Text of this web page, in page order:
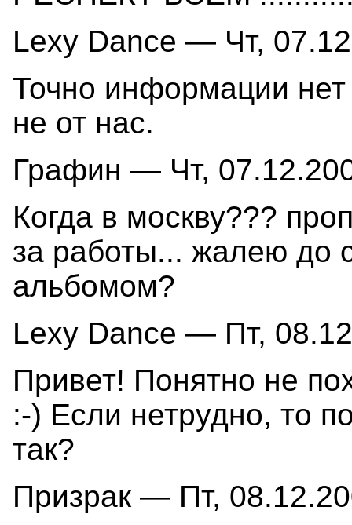
Lexy Dance — Чт,
Точно информации
не от нас.
Графин — Чт,
Когда в москву???
за работы... жалею до
альбомом?
Lexy Dance — Пт,
Привет! Понятно не
:-) Если нетрудно, то
так?
Призрак — Пт,